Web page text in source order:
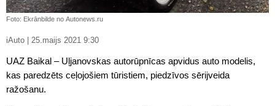
Foto: Ekrānbilde no Autonews.ru
iAuto | 25.maijs 2021 9:30
UAZ Baikal – Uļjanovskas autorūpnīcas apvidus auto modelis,
kas paredzēts ceļojošiem tūristiem, piedzīvos sērijveida
ražošanu.